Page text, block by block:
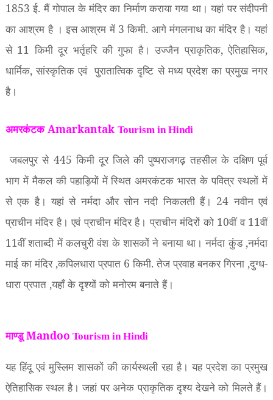
1853 ई. मैं गोपाल के मंदिर का निर्माण कराया गया था। यहां पर संदीपनी
का आश्रम है । इस आश्रम में 3 किमी. आगे मंगलनाथ का मंदिर है। यहां
से 11 किमी दूर भर्तृहरि की गुफा है। उज्जैन प्राकृतिक,ऐतिहासिक,
धार्मिक,सांस्कृतिक एवं पुरातात्विक दृष्टि से मध्य प्रदेश का प्रमुख नगर
है।
अमरकंटक Amarkantak Tourism in Hindi
जबलपुर से 445 किमी दूर जिले की पुष्पराजगढ़ तहसील के दक्षिण पूर्व
भाग में मैकल की पहाड़ियों में स्थित अमरकंटक भारत के पवित्र स्थलों में
से एक है। यहां से नर्मदा और सोन नदी निकलती हैं। 24 नवीन एवं
प्राचीन मंदिर है। एवं प्राचीन मंदिर है। प्राचीन मंदिरों को 10वीं व 11वीं
11वीं शताब्दी में कलचुरी वंश के शासकों ने बनाया था। नर्मदा कुंड ,नर्मदा
माई का मंदिर ,कपिलधारा प्रपात 6 किमी. तेज प्रवाह बनकर गिरना ,दुग्ध-
धारा प्रपात ,यहाँ के दृश्यों को मनोरम बनाते हैं।
माण्डू Mandoo Tourism in Hindi
यह हिंदू एवं मुस्लिम शासकों की कार्यस्थली रहा है। यह प्रदेश का प्रमुख
ऐतिहासिक स्थल है। जहां पर अनेक प्राकृतिक दृश्य देखने को मिलते हैं।